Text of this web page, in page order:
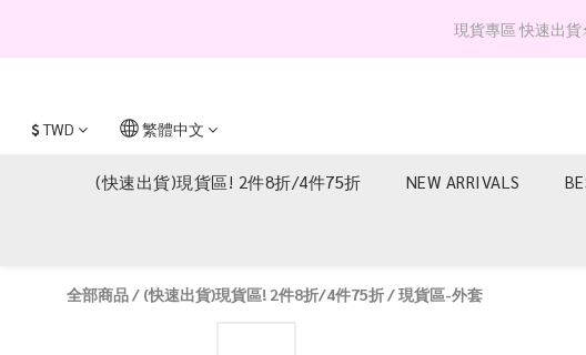
現貨專區 快速出貨
$TWD 繁體中文
(快速出貨)現貨區! 2件8折/4件75折 NEW ARRIVALS
全部商品/ (快速出貨)現貨區! 2件8折/4件75折/現貨區-外套